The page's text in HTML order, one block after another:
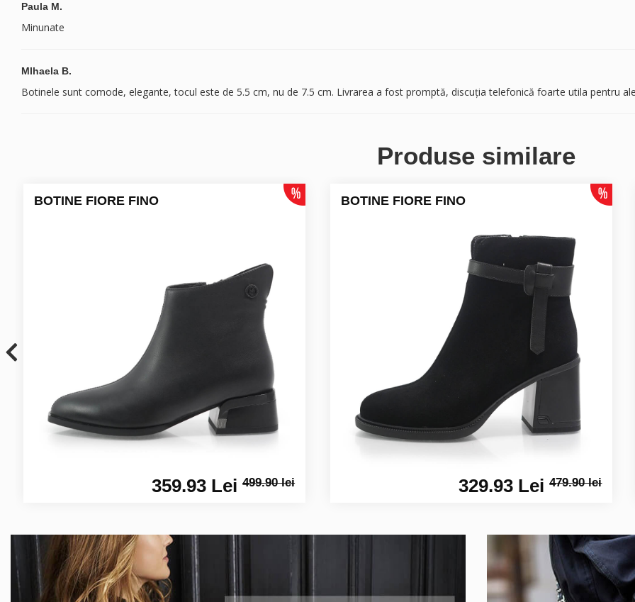
Paula M.
Minunate
MIhaela B.
Botinele sunt comode, elegante, tocul este de 5.5 cm, nu de 7.5 cm. Livrarea a fost promptă, discuția telefonică foarte utila pentru
Produse similare
BOTINE FIORE FINO
359.93 Lei499.90 lei
BOTINE FIORE FINO
329.93 Lei479.90 lei